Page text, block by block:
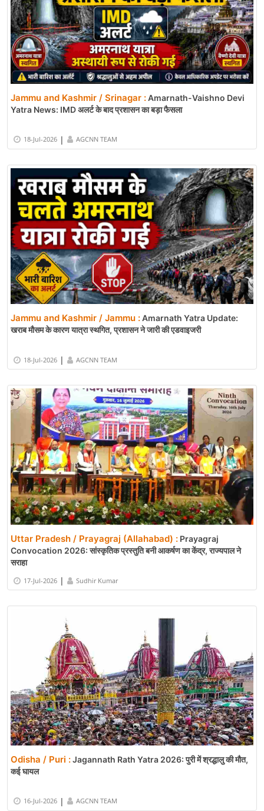
Jammu and Kashmir / Srinagar :Amarnath-Vaishno Devi
Yatra News: IMD अलर्ट के बाद प्रशासन का बड़ा फैसला
18-Jul-2026 | AGCNN TEAM
Jammu and Kashmir / Jammu :Amarnath Yatra Update:
खराब मौसम के कारण यात्रा स्थगित, प्रशासन ने जारी की एडवाइजरी
18-Jul-2026 | AGCNN TEAM
Uttar Pradesh / Prayagraj (Allahabad) : Prayagraj
Convocation 2026: सांस्कृतिक प्रस्तुति बनी आकर्षण का केंद्र, राज्यपाल ने
सराहा
17-Jul-2026 | Sudhir Kumar
Odisha / Puri :Jagannath Rath Yatra 2026: पुरी में श्रद्धालु की मौत,
कई घायल
16-Jul-2026 | AGCNN TEAM